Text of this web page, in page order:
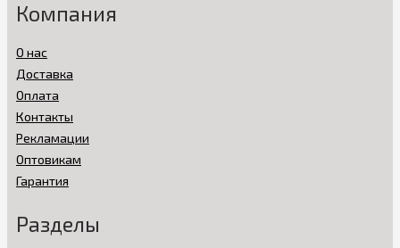
Компания
О нас
Доставка
Оплата
Контакты
Рекламации
Оптовикам
Гарантия
Разделы